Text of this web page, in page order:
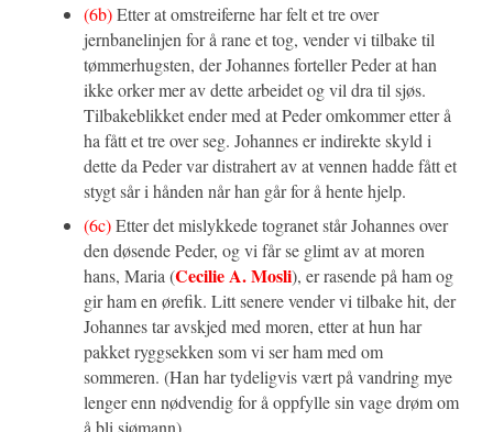
(6b)Etter at omstreiferne har felt et tre over
jernbanelinjen for å rane et tog, vender vi tilbake til
tømmerhugsten, der Johannes forteller Peder at han
ikke orker mer av dette arbeidet og vil dra til sjøs.
Tilbakeblikket ender med at Peder omkommer etter å
ha fått et tre over seg. Johannes er indirekte skyld i
dette da Peder var distrahert av at vennen hadde fått et
stygt sår i hånden når han går for å hente hjelp.
(6c)Etter det mislykkede togranet står Johannes over
den døsende Peder, og vi får se glimt av at moren
hans, Maria (Cecilie A. Mosli), er rasende på ham og
gir ham en ørefik. Litt senere vender vi tilbake hit, der
Johannes tar avskjed med moren, etter at hun har
pakket ryggsekken som vi ser ham med om
sommeren. (Han har tydeligvis vært på vandring mye
lenger enn nødvendig for å oppfylle sin vage drøm om
å bli sjømann).